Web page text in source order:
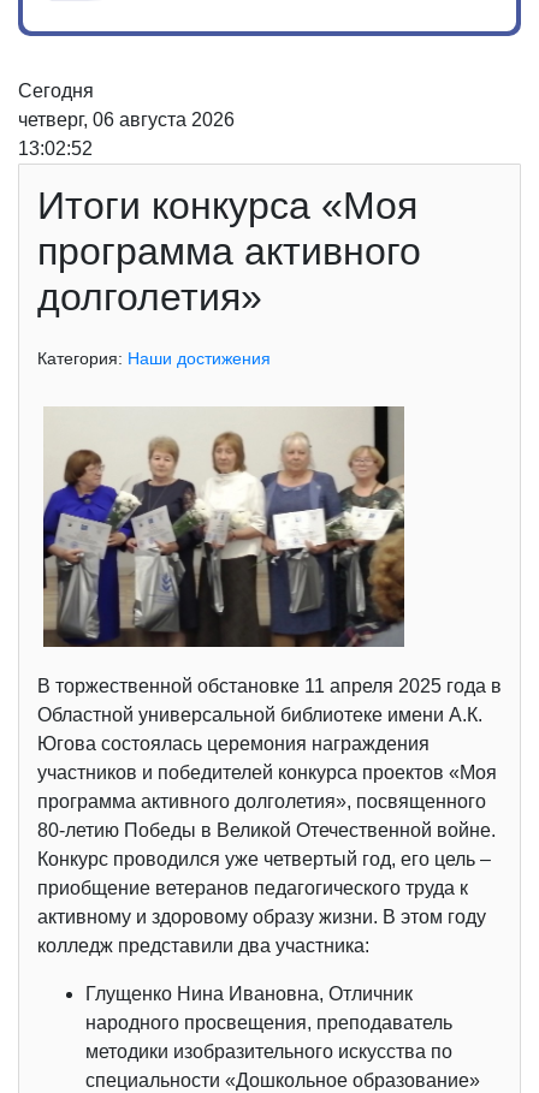
Сегодня
четверг, 06 августа 2026
13:02:52
Итоги конкурса «Моя
программа активного
долголетия»
Категория: Наши достижения
В торжественной обстановке 11 апреля 2025 года в
Областной универсальной библиотеке имени А.К.
Югова состоялась церемония награждения
участников и победителей конкурса проектов «Моя
программа активного долголетия», посвященного
80-летию Победы в Великой Отечественной войне.
Конкурс проводился уже четвертый год, его цель –
приобщение ветеранов педагогического труда к
активному и здоровому образу жизни. В этом году
колледж представили два участника:
Глущенко Нина Ивановна, Отличник
народного просвещения, преподаватель
методики изобразительного искусства по
специальности «Дошкольное образование»